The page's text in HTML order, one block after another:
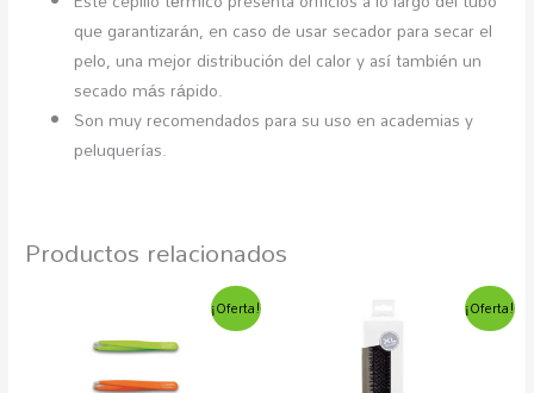
que garantizarán, en caso de usar secador para secar el
pelo, una mejor distribución del calor y así también un
secado más rápido.
Son muy recomendados para su uso en academias y
peluquerías.
Productos relacionados
¡Oferta!
original
era:
9,80€.
actual
es:
5,75€.
Este
producto
¡Oferta!
original
16,79€.
actual
es:
8,85€.
Este